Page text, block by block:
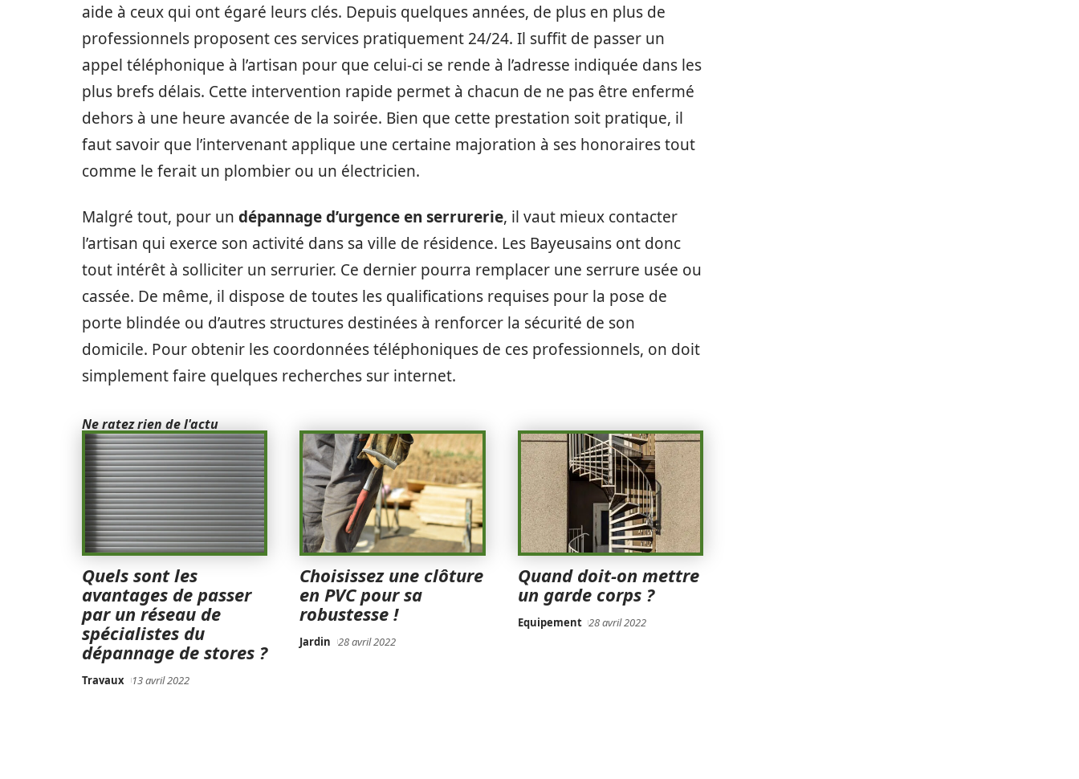
aide à ceux qui ont égaré leurs clés. Depuis quelques années, de plus en plus de
professionnels proposent ces services pratiquement 24/24. Il suffit de passer un
appel téléphonique à l’artisan pour que celui-ci se rende à l’adresse indiquée dans les
plus brefs délais. Cette intervention rapide permet à chacun de ne pas être enfermé
dehors à une heure avancée de la soirée. Bien que cette prestation soit pratique, il
faut savoir que l’intervenant applique une certaine majoration à ses honoraires tout
comme le ferait un plombier ou un électricien.
Malgré tout, pour un dépannage d’urgence en serrurerie, il vaut mieux contacter
l’artisan qui exerce son activité dans sa ville de résidence. Les Bayeusains ont donc
tout intérêt à solliciter un serrurier. Ce dernier pourra remplacer une serrure usée ou
cassée. De même, il dispose de toutes les qualifications requises pour la pose de
porte blindée ou d’autres structures destinées à renforcer la sécurité de son
domicile. Pour obtenir les coordonnées téléphoniques de ces professionnels, on doit
simplement faire quelques recherches sur internet.
Ne ratez rien de l'actu
Quels sont les
avantages de passer
par un réseau de
spécialistes du
dépannage de stores ?
Travaux 13 avril 2022
Choisissez une clôture
en PVC pour sa
robustesse !
Jardin 28 avril 2022
Quand doit-on mettre
un garde corps ?
Equipement 28 avril 2022